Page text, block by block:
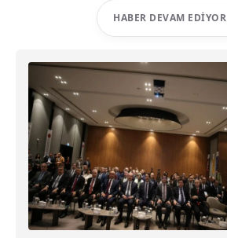
HABER DEVAM EDIYOR